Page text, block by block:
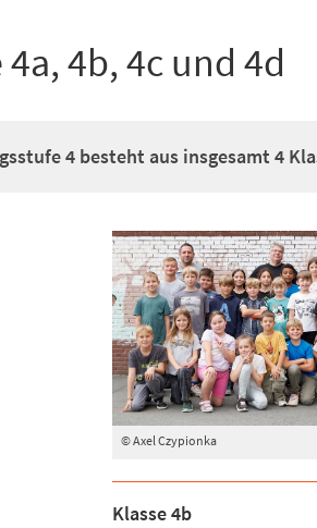
4a, 4b, 4c und 4d
4 besteht aus insgesamt 4
© Axel Czypionka
Klasse 4b